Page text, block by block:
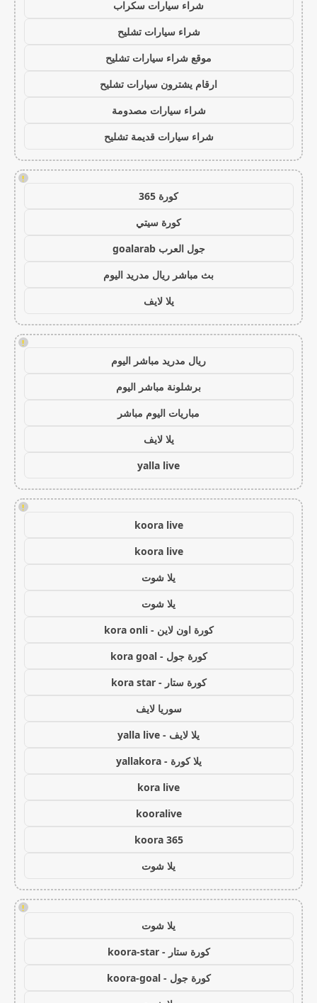
شراء سيارات سكراب
شراء سيارات تشليح
موقع شراء سيارات تشليح
ارقام يشترون سيارات تشليح
شراء سيارات مصدومة
شراء سيارات قديمة تشليح
!
كورة 365
كورة سيتي
جول العرب goalarab
بث مباشر ريال مدريد اليوم
يلا لايف
!
ريال مدريد مباشر اليوم
برشلونة مباشر اليوم
مباريات اليوم مباشر
يلا لايف
yalla live
!
koora live
koora live
يلا شوت
يلا شوت
كورة اون لاين - kora onli
كورة جول - kora goal
كورة ستار - kora star
سوريا لايف
يلا لايف - yalla live
يلا كورة - yallakora
kora live
kooralive
koora 365
يلا شوت
!
يلا شوت
كورة ستار - koora-star
كورة جول - koora-goal